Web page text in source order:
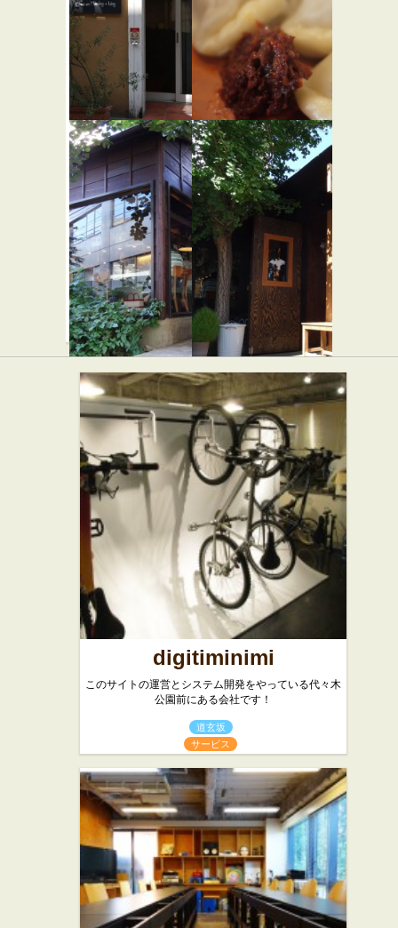
プーヴー
★★☆
サンク ★★☆
フレンチ
デリカテ
ッセン メ
ゾン サン
カントサ
ンク ★★☆
弁当・惣菜
ガテモタ
ブン ★★☆
アジア・エスニッ
入 iri ★★☆
イタリアン
GANORI
★☆☆
パン屋
digitiminimi
このサイトの運営とシステム開発をやっている代々木
公園前にある会社です！
道玄坂
サービス